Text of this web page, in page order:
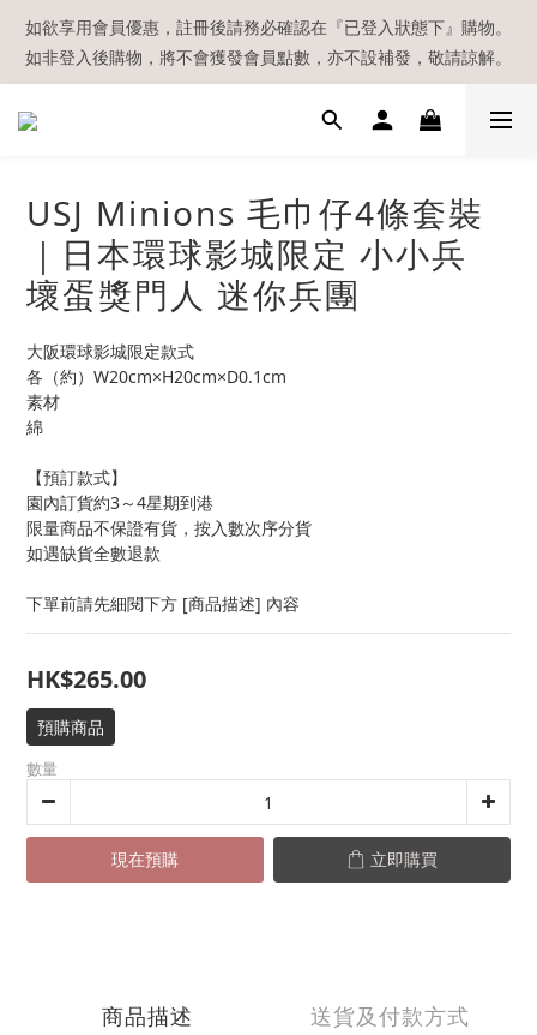
【現貨區】內款式均為在港現貨，現貨區以外的所有貨品都需要訂
貨喔！
如欲享用會員優惠，註冊後請務必確認在『已登入狀態下』購物。
如非登入後購物，將不會獲發會員點數，亦不設補發，敬請諒解。
溫馨提示：所有順豐快遞／本地及國際郵遞寄出後，本店只會以電
【現貨區】內款式均為在港現貨，現貨區以外的所有貨品都需要訂
貨喔！
USJ Minions 毛巾仔4條套裝
｜日本環球影城限定 小小兵
壞蛋獎門人 迷你兵團
大阪環球影城限定款式
各（約）W20cm×H20cm×D0.1cm
素材
綿
【預訂款式】
園內訂貨約3～4星期到港
限量商品不保證有貨，按入數次序分貨
如遇缺貨全數退款
下單前請先細閱下方 [商品描述] 內容
HK$265.00
預購商品
數量
現在預購 立即購買
商品描述 送貨及付款方式